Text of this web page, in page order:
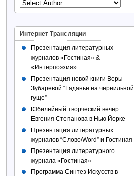
Интернет Трансляции
Презентация литературных
журналов «Гостиная» &
«Интерпоэзия»
Презентация новой книги Веры
Зубаревой “Гаданье на чернильной
гуще”
Юбилейный творческий вечер
Евгения Степанова в Нью Йорке
Презентация литературных
журналов “Слово/Word” и Гостиная
Презентация литературного
журнала «Гостиная»
Программа Синтез Искусств в